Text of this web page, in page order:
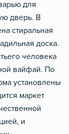
для
дверь. В
стиральная
доска.
человека
вайфай. По
установлены
маркет
и